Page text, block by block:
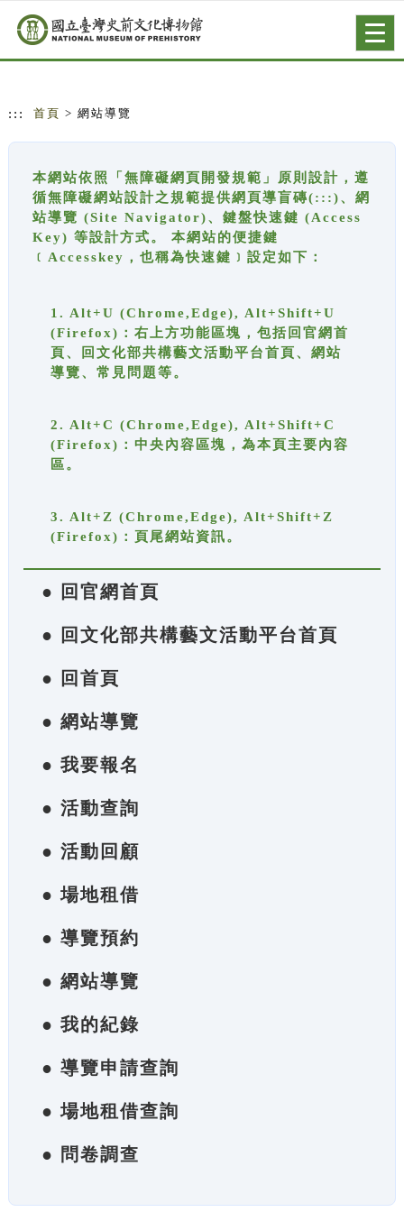
跳到主要內容
網站導覽
::: 首頁 > 網站導覽
本網站依照「無障礙網頁開發規範」原則設計，遵
循無障礙網站設計之規範提供網頁導盲磚(:::)、網
站導覽 (Site Navigator)、鍵盤快速鍵 (Access
Key) 等設計方式。 本網站的便捷鍵
﹝Accesskey，也稱為快速鍵﹞設定如下：
1. Alt+U (Chrome,Edge), Alt+Shift+U
(Firefox)：右上方功能區塊，包括回官網首
頁、回文化部共構藝文活動平台首頁、網站
導覽、常見問題等。
2. Alt+C (Chrome,Edge), Alt+Shift+C
(Firefox)：中央內容區塊，為本頁主要內容
區。
3. Alt+Z (Chrome,Edge), Alt+Shift+Z
(Firefox)：頁尾網站資訊。
● 回官網首頁
● 回文化部共構藝文活動平台首頁
● 回首頁
● 網站導覽
● 我要報名
● 活動查詢
● 活動回顧
● 場地租借
● 導覽預約
● 網站導覽
● 我的紀錄
● 導覽申請查詢
● 場地租借查詢
● 問卷調查